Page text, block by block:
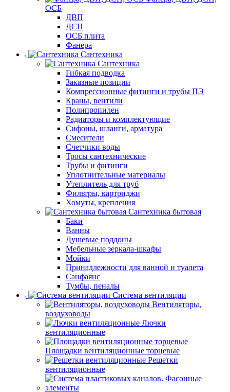
ОСБ
ДВП
ДСП
ОСБ плита
Фанера
Сантехника
Сантехника
Гибкая подводка
Заказные позиции
Компрессионные фитинги и трубы ПЭ
Краны, вентили
Полипропилен
Радиаторы и комплектующие
Сифоны, шланги, арматура
Смесители
Счетчики воды
Тросы сантехнические
Трубы и фитинги
Уплотнительные материалы
Утеплитель для труб
Фильтры, картриджи
Хомуты, крепления
Сантехника бытовая
Баки
Ванны
Душевые поддоны
Мебельные зеркала-шкафы
Мойки
Принадлежности для ванной и туалета
Санфаянс
Тумбы, пеналы
Система вентиляции
Вентиляторы,
воздуховоды
Лючки
вентиляционные
Площадки вентиляционные торцевые
Решетки
вентиляционные